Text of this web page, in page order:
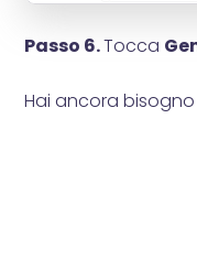
Passo 6.Tocca
Hai ancora